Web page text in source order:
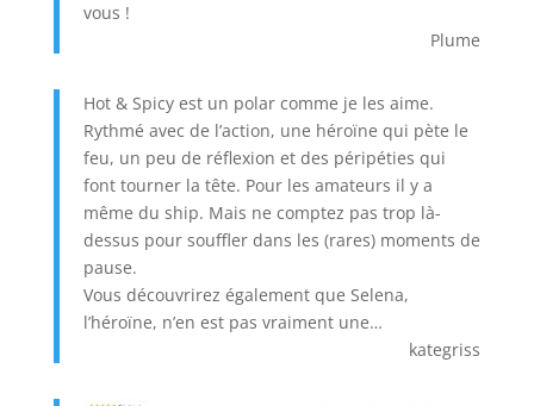
vous !
Plume
Hot & Spicy est un polar comme je les aime.
Rythmé avec de l’action, une héroïne qui pète le
feu, un peu de réflexion et des péripéties qui
font tourner la tête. Pour les amateurs il y a
même du ship. Mais ne comptez pas trop là-
dessus pour souffler dans les (rares) moments de
pause.
Vous découvrirez également que Selena,
l’héroïne, n’en est pas vraiment une…
kategriss